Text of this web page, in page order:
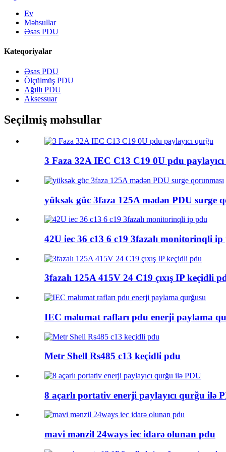
Ev
Məhsullar
Əsas PDU
Kateqoriyalar
Əsas PDU
Ölçülmüş PDU
Ağıllı PDU
Aksessuar
Seçilmiş məhsullar
3 Faza 32A IEC C13 C19 0U pdu
yüksək güc 3faza 125A mədən PDU surge
42U iec 36 c13 6 c19 3fazalı monitorinqli ip
3fazalı 125A 415V 24 C19 çıxış IP keçidli
IEC məlumat rafları pdu enerji paylama
Metr Shell Rs485 c13 keçidli pdu
8 açarlı portativ enerji paylayıcı qurğu ilə
mavi mənzil 24ways iec idarə olunan pdu